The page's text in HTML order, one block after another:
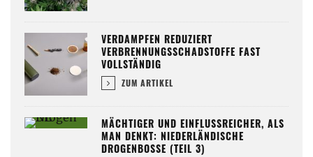
VERDAMPFEN REDUZIERT
VERBRENNUNGSSCHADSTOFFE FAST
VOLLSTÄNDIG
ZUM ARTIKEL
MÄCHTIGER UND EINFLUSSREICHER, ALS
MAN DENKT: NIEDERLÄNDISCHE
DROGENBOSSE (TEIL 3)